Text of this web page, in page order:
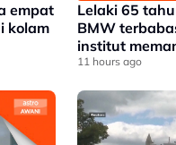
empat
kolam
Lelaki 65
BMW
institut
11 hours ago